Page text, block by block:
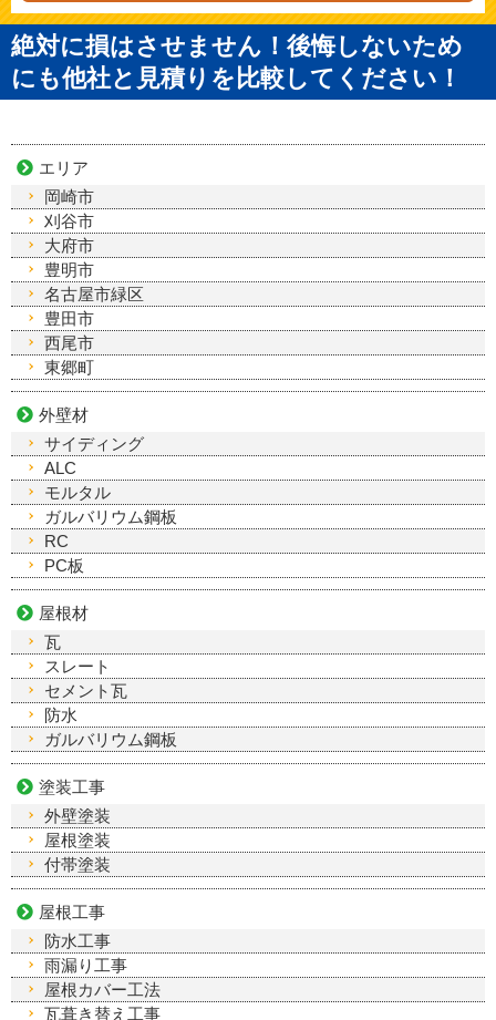
絶対に損はさせません！後悔しないため
にも他社と見積りを比較してください！
エリア
岡崎市
刈谷市
大府市
豊明市
名古屋市緑区
豊田市
西尾市
東郷町
外壁材
サイディング
ALC
モルタル
ガルバリウム鋼板
RC
PC板
屋根材
瓦
スレート
セメント瓦
防水
ガルバリウム鋼板
塗装工事
外壁塗装
屋根塗装
付帯塗装
屋根工事
防水工事
雨漏り工事
屋根カバー工法
瓦葺き替え工事